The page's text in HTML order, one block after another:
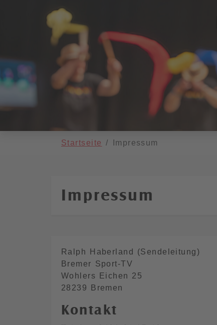
Startseite Impressum
Impressum
Ralph Haberland (Sendeleitung)
Bremer Sport-TV
Wohlers Eichen 25
28239 Bremen
Kontakt